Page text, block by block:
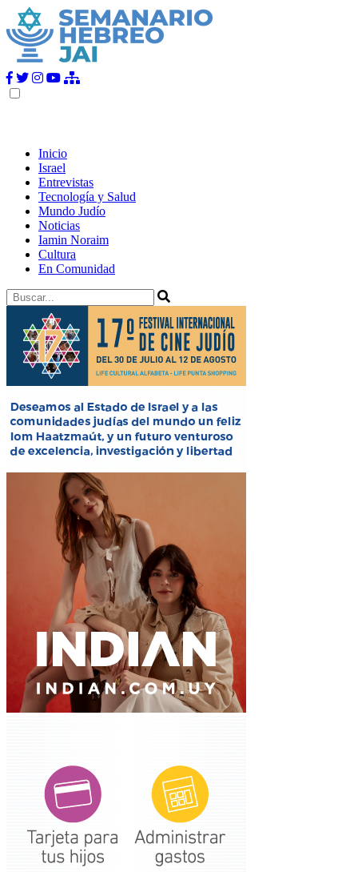
Inicio
Israel
Entrevistas
Tecnología y Salud
Mundo Judío
Noticias
Iamin Noraim
Cultura
En Comunidad